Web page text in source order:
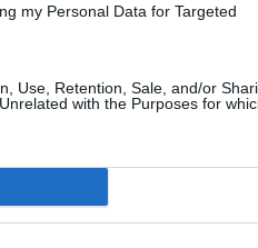
my Personal Data for Targeted
Use, Retention, Sale, and/or
with the Purposes for
O Japão é a nação mais